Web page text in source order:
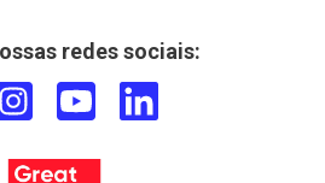
redes sociais: